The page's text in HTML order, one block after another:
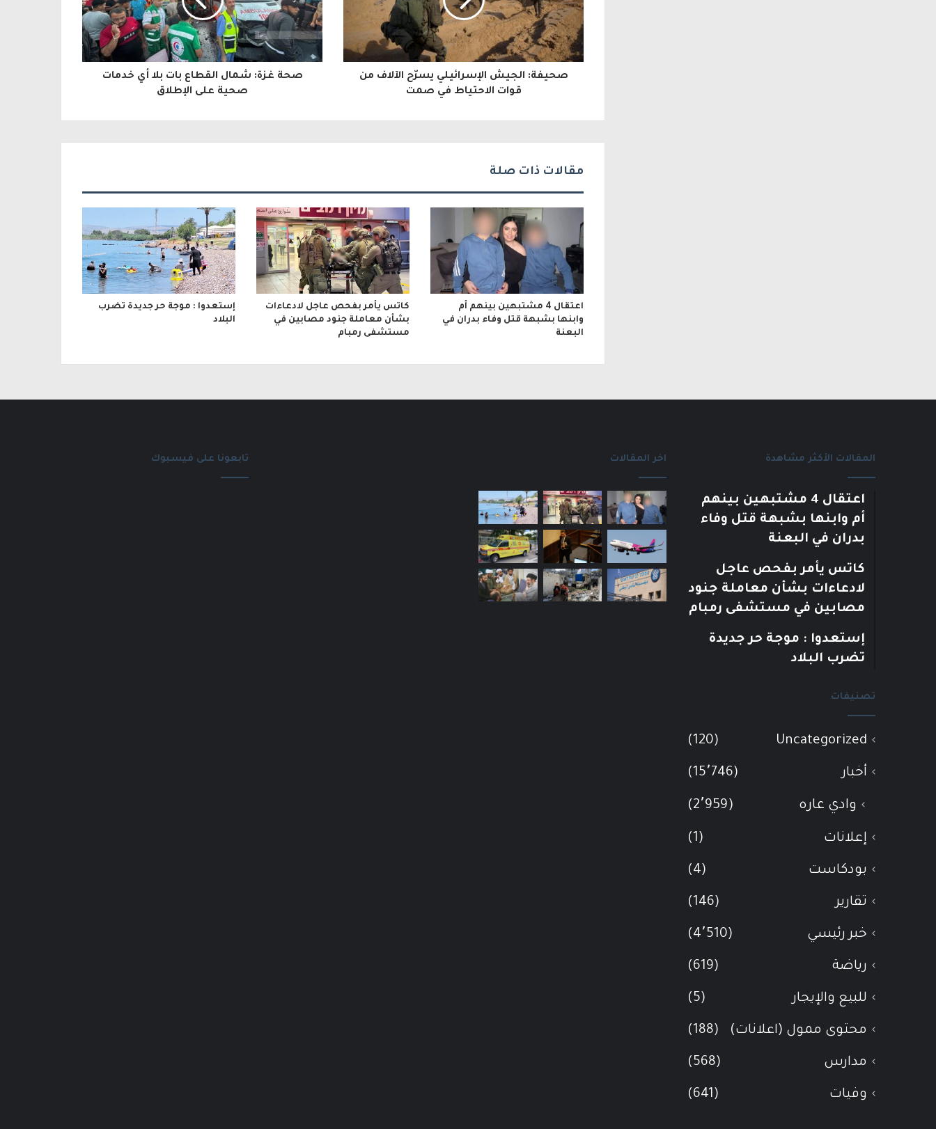
ك
ا
ل
و
ن
ي
صحيفة: الجيش الإسرائيلي يسرّح الآلاف من
قوات الاحتياط في صمت
صحة غزة: شمال القطاع بات بلا أي خدمات
صحية على الإطلاق
مقالات ذات صلة
اعتقال 4 مشتبهين بينهم أم
وابنها بشبهة قتل وفاء بدران في
البعنة
كاتس يأمر بفحص عاجل لادعاءات
بشأن معاملة جنود مصابين في
مستشفى رمبام
إستعدوا : موجة حر جديدة تضرب
البلاد
المقالات الأكثر مشاهدة
اعتقال 4 مشتبهين بينهم
أم وابنها بشبهة قتل وفاء
بدران في البعنة
كاتس يأمر بفحص عاجل
لادعاءات بشأن معاملة جنود
مصابين في مستشفى رمبام
إستعدوا : موجة حر جديدة
تضرب البلاد
تصنيفات
Uncategorized
(120)
أخبار (15٬746)
وادي عاره (2٬959)
إعلانات (1)
بودكاست (4)
تقارير (146)
خبر رئيسي (4٬510)
رياضة (619)
للبيع والإيجار (5)
محتوى ممول (اعلانات) (188)
مدارس (568)
وفيات (641)
اخر المقالات تابعونا على فيسبوك